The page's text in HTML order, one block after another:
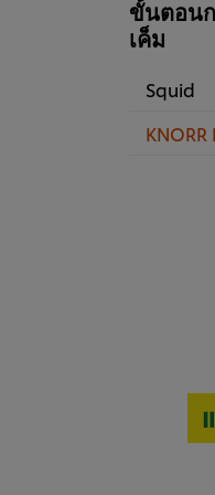
ขั้นตอน
เค็ม
Squid